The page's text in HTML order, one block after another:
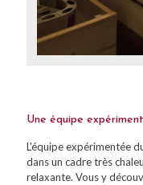
Une équipe
L'équipe expérimentée
dans un cadre très
relaxante. Vous y